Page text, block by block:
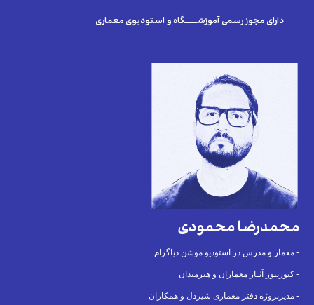
دارای مجوز رسمی آموزشــــگاه و استودیوی معماری
محمدرضا محمودی
معمار و مدرس در استودیو موشن دیاگرام -
کیوریتور آثـار معماران و هنرمندان -
مدیرپروژه دفتر معماری شیردل و همکاران -